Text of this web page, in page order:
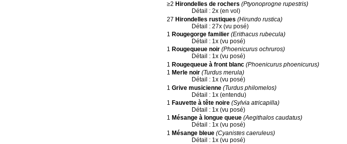
≥2 Hirondelles de rochers (Ptyonoprogne rupestris)
Détail : 2x (en vol)
27 Hirondelles rustiques (Hirundo rustica)
Détail : 27x (vu posé)
1 Rougegorge familier (Erithacus rubecula)
Détail : 1x (vu posé)
1 Rougequeue noir (Phoenicurus ochruros)
Détail : 1x (vu posé)
1 Rougequeue à front blanc (Phoenicurus phoenicurus)
1 Merle noir (Turdus merula)
Détail : 1x (vu posé)
1 Grive musicienne (Turdus philomelos)
Détail : 1x (entendu)
1 Fauvette à tête noire (Sylvia atricapilla)
Détail : 1x (vu posé)
1 Mésange à longue queue (Aegithalos caudatus)
Détail : 1x (vu posé)
1 Mésange bleue (Cyanistes caeruleus)
Détail : 1x (vu posé)